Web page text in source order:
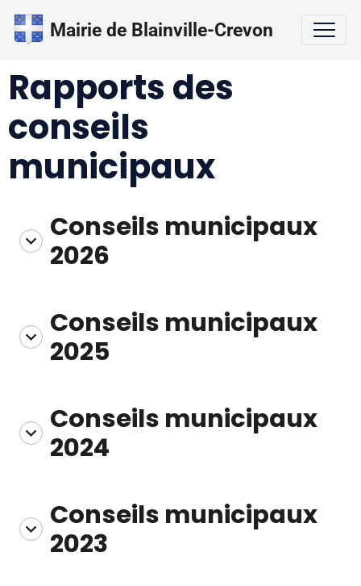
Mairie de Blainville-Crevon
Rapports des
conseils
municipaux
Conseils municipaux
2026
Conseils municipaux
2025
Conseils municipaux
2024
Conseils municipaux
2023